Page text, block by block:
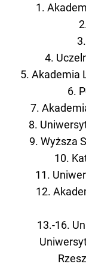
1.
4.
5. Akademia
6.
7.
8.
9. Wyższa
10.
11.
12.
13.-16.